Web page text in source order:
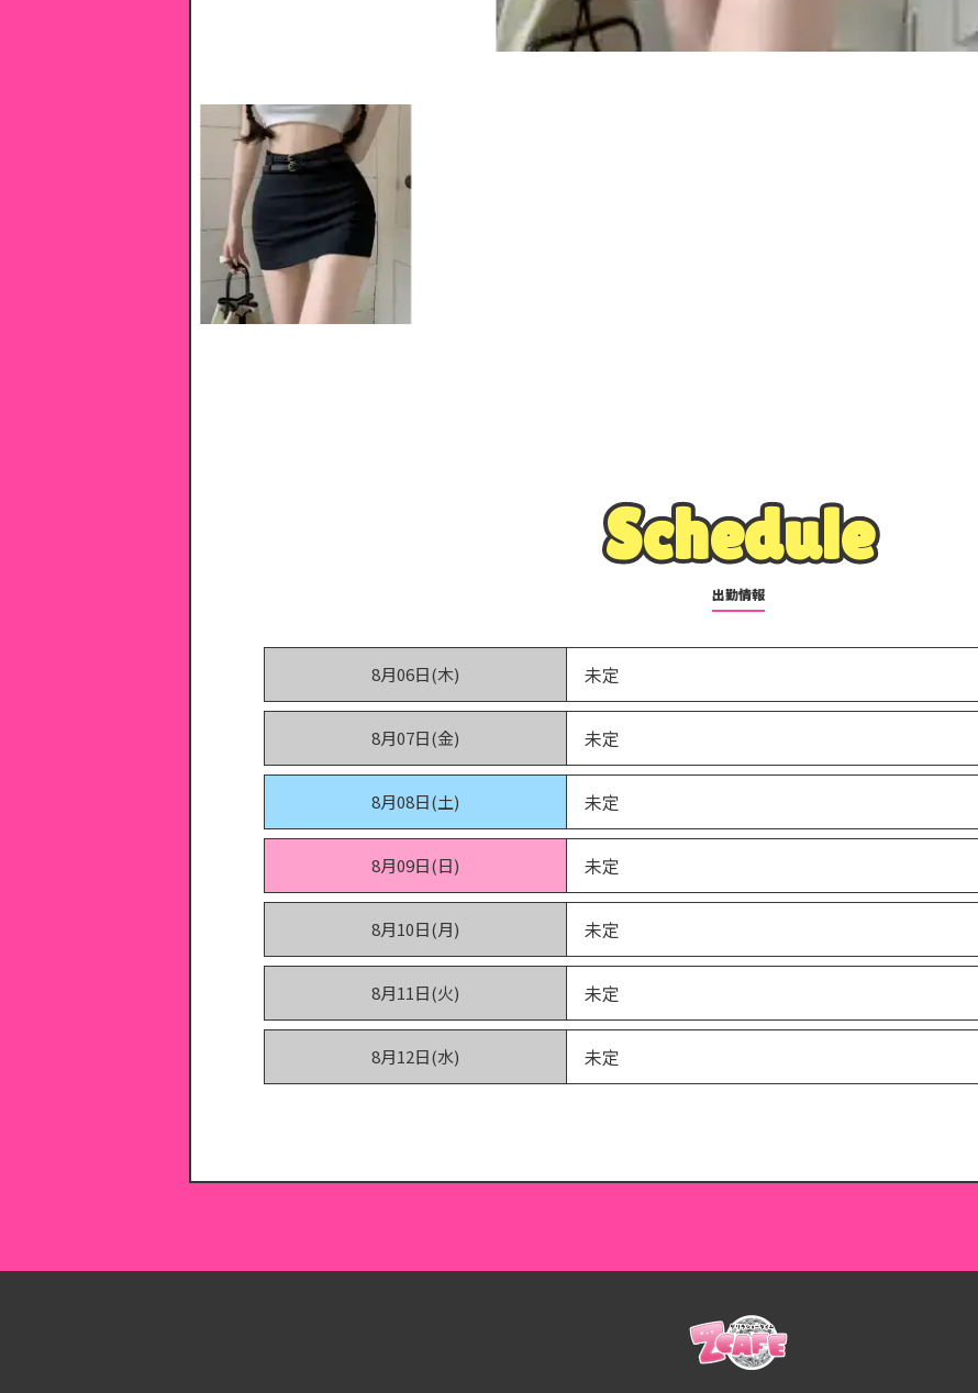
Schedule
Schedule
出勤情報
8月06日(木) 未定
8月07日(金) 未定
8月08日(土) 未定
8月09日(日) 未定
8月10日(月) 未定
8月11日(火) 未定
8月12日(水) 未定